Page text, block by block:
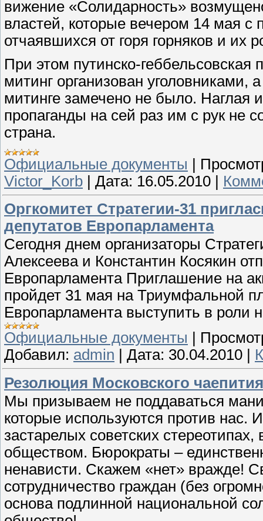
вижение «Солидарность»
властей, которые вечером 14 мая
отчаявшихся от горя горняков и их
При этом путинско-геббельсовская
митинг организован уголовниками,
митинге замечено не было. Наглая
пропаганды на сей раз им с рук не
страна.
Официальные документы |
Victor_Korb | Дата: 16.05.2010 |
Оргкомитет Стратегии-31
депутатов Европарламента
Сегодня днем организаторы
Алексеева и Константин Косякин
Европарламента Приглашение на
пройдет 31 мая на Триумфальной
Европарламента выступить в роли
Официальные документы
Добавил: admin Дата: 30.04.2010
Резолюция Московского чаепития
Мы призываем не поддаваться
которые используются против нас.
застарелых советских
обществом. Бюрократы –
ненависти. Скажем «нет» вражде!
сотрудничество граждан (без
основа подлинной национальной